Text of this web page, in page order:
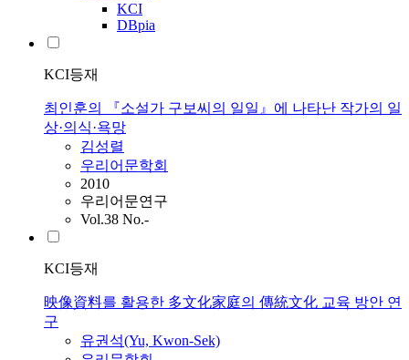
KCI
DBpia
KCI등재
최인훈의 『소설가 구보씨의 일일』에 나타난 작가의 일
상·의식·욕망
김성렬
우리어문학회
2010
우리어문연구
Vol.38 No.-
KCI등재
映像資料를 활용한 多文化家庭의 傳統文化 교육 방안 연
구
유권석(Yu, Kwon-Sek)